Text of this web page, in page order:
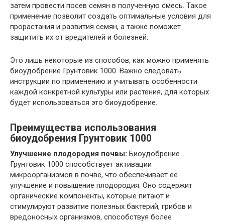
затем провести посев семян в полученную смесь. Такое
применение позволит создать оптимальные условия для
прорастания и развития семян, а также поможет
защитить их от вредителей и болезней.
Это лишь некоторые из способов, как можно применять
биоудобрение Грунтовик 1000. Важно следовать
инструкции по применению и учитывать особенности
каждой конкретной культуры или растения, для которых
будет использоваться это биоудобрение.
Преимущества использования
биоудобрения Грунтовик 1000
Улучшение плодородия почвы: Биоудобрение
Грунтовик 1000 способствует активации
микроорганизмов в почве, что обеспечивает ее
улучшение и повышение плодородия. Оно содержит
органические компоненты, которые питают и
стимулируют развитие полезных бактерий, грибов и
вредоносных организмов, способствуя более